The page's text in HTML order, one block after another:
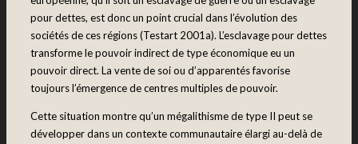
pour dettes, est donc un point crucial dans l’évolution des
sociétés de ces régions (Testart 2001a). L’esclavage pour dettes
transforme le pouvoir indirect de type économique eu un
pouvoir direct. La vente de soi ou d’apparentés favorise
toujours l’émergence de centres multiples de pouvoir.
Cette situation montre qu’un mégalithisme de type II peut se
développer dans un contexte communautaire élargi au-delà de